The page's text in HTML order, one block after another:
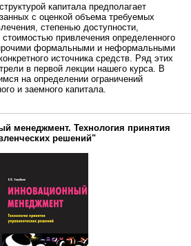
капитала предполагает
с оценкой объема требуемых
степенью доступности,
привлечения определенного
формальными и неформальными
источника средств. Ряд этих
в первой лекции нашего курса. В
на определении ограничений
и заемного капитала.
менеджмент. Технология принятия
решений"